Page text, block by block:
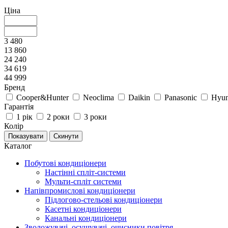
Ціна
3 480
13 860
24 240
34 619
44 999
Бренд
Cooper&Hunter
Neoclima Daikin Panasonic
Гарантія
1 рік
2 роки
3 роки
Колір
Каталог
Побутові кондиціонери
Настінні спліт-системи
Мульти-спліт системи
Напівпромислові кондиціонери
Підлогово-стельові кондиціонери
Касетні кондиціонери
Канальні кондиціонери